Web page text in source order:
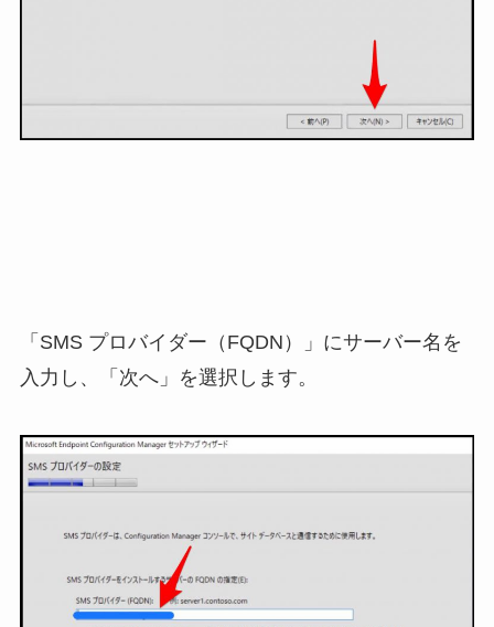
「SMS プロバイダー（FQDN）」にサーバー名を
入力し、「次へ」を選択します。